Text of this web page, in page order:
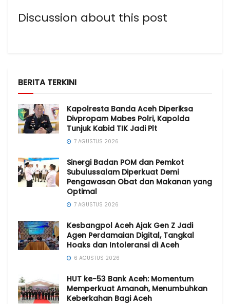
Discussion about this post
BERITA TERKINI
Kapolresta Banda Aceh Diperiksa
Divpropam Mabes Polri, Kapolda
Tunjuk Kabid TIK Jadi Plt
7 AGUSTUS 2026
Sinergi Badan POM dan Pemkot
Subulussalam Diperkuat Demi
Pengawasan Obat dan Makanan yang
Optimal
7 AGUSTUS 2026
Kesbangpol Aceh Ajak Gen Z Jadi
Agen Perdamaian Digital, Tangkal
Hoaks dan Intoleransi di Aceh
6 AGUSTUS 2026
HUT ke-53 Bank Aceh: Momentum
Memperkuat Amanah, Menumbuhkan
Keberkahan Bagi Aceh